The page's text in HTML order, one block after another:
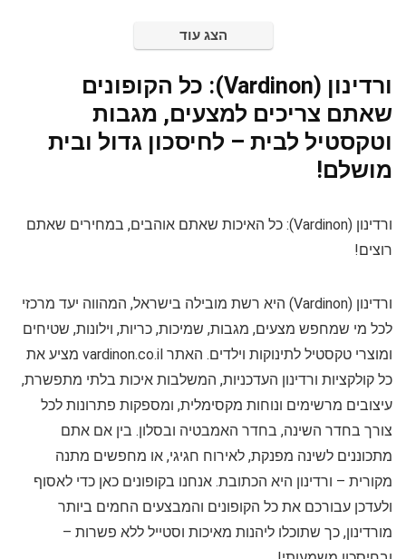
הצג עוד
ורדינון (Vardinon): כל הקופונים
שאתם צריכים למצעים, מגבות
וטקסטיל לבית – לחיסכון גדול ובית
מושלם!
ורדינון (Vardinon): כל האיכות שאתם אוהבים, במחירים שאתם
רוצים!
ורדינון (Vardinon) היא רשת מובילה בישראל, המהווה יעד מרכזי
לכל מי שמחפש מצעים, מגבות, שמיכות, כריות, וילונות, שטיחים
ומוצרי טקסטיל לתינוקות וילדים. האתר vardinon.co.il מציע את
כל קולקציות ורדינון העדכניות, המשלבות איכות בלתי מתפשרת,
עיצובים מרשימים ונוחות מקסימלית, ומספקות פתרונות לכל
צורך בחדר השינה, בחדר האמבטיה ובסלון. בין אם אתם
מתכוננים לשינה מפנקת, לאירוח חגיגי, או מחפשים מתנה
מקורית – ורדינון היא הכתובת. אנחנו בקופונים כאן כדי לאסוף
ולעדכן עבורכם את כל הקופונים והמבצעים החמים ביותר
מורדינון, כך שתוכלו ליהנות מאיכות וסטייל ללא פשרות –